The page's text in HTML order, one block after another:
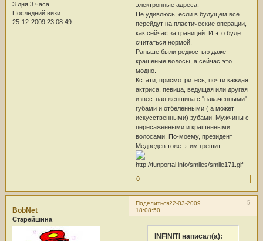
3 дня 3 часа
Последний визит:
25-12-2009 23:08:49
электронные адреса.
Не удивлюсь, если в будущем все
перейдут на пластические операции,
как сейчас за границей. И это будет
считаться нормой.
Раньше были редкостью даже
крашеные волосы, а сейчас это
модно.
Кстати, присмотритесь, почти каждая
актриса, певица, ведущая или другая
известная женщина с "накаченными"
губами и отбеленными ( а может
искусственными) зубами. Мужчины с
пересаженными и крашенными
волосами. По-моему, президент
Медведев тоже этим грешит.
0
Поделиться 5
22-03-2009
18:08:50
BobNet
Старейшина
INFINITI написал(а):